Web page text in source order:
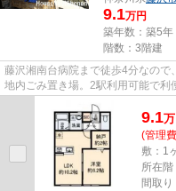
9.1万円
築年数：築5年
階数：3階建
藤沢湘南台病院まで徒歩4分なので
地内ごみ置き場。2駅利用可能で利
9.1万
(管理
敷：1
所在
間取